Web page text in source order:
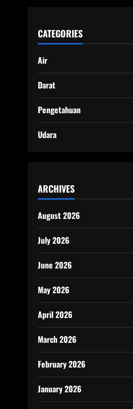
CATEGORIES
Air
Darat
Pengetahuan
Udara
ARCHIVES
August 2026
July 2026
June 2026
May 2026
April 2026
March 2026
February 2026
January 2026